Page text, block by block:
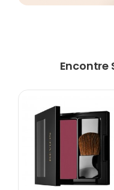
Encontre